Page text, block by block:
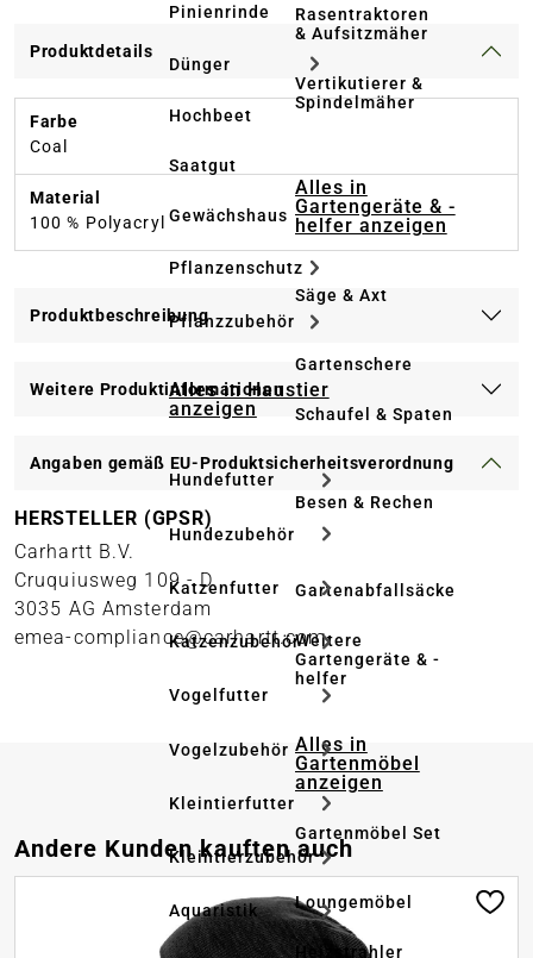
Pinienrinde
Dünger
Hochbeet
Saatgut
Gewächshaus
Pflanzenschutz
Pflanzzubehör
Alles in Haustier
anzeigen
Hundefutter
Hundezubehör
Katzenfutter
Katzenzubehör
Vogelfutter
Vogelzubehör
Kleintierfutter
Kleintierzubehör
Aquaristik
Rasentraktoren
& Aufsitzmäher
Vertikutierer &
Spindelmäher
Alles in
Gartengeräte & -
helfer anzeigen
Säge & Axt
Gartenschere
Schaufel & Spaten
Besen & Rechen
Gartenabfallsäcke
Weitere
Gartengeräte & -
helfer
Alles in
Gartenmöbel
anzeigen
Gartenmöbel Set
Loungemöbel
Heizstrahler
Produktdetails
Farbe
Coal
Material
100 % Polyacryl
Produktbeschreibung
Weitere Produktinformationen
Angaben gemäß EU-Produktsicherheitsverordnung
HERSTELLER (GPSR)
Carhartt B.V.
Cruquiusweg 109 - D
3035 AG Amsterdam
emea-compliance@carhartt.com
Produktgalerie überspringen
Andere Kunden kauften auch